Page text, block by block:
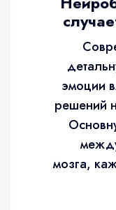
эмоции
решений
мозга,